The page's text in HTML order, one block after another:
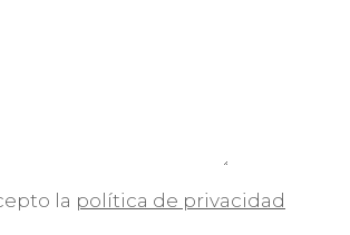
la política de privacidad